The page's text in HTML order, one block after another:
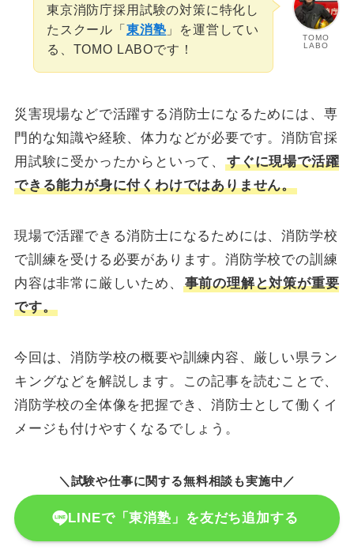
TOMO
LABO
東京消防庁採用試験の対策に特化し
たスクール「東消塾 」を運営してい
る、TOMO LABOです！
災害現場などで活躍する消防士になるためには、専
門的な知識や経験、体力などが必要です。消防官採
用試験に受かったからといって、すぐに現場で活躍
できる能力が身に付くわけではありません。
現場で活躍できる消防士になるためには、消防学校
で訓練を受ける必要があります。消防学校での訓練
内容は非常に厳しいため、
事前の理解と対策が重要
です。
今回は、消防学校の概要や訓練内容、厳しい県ラン
キングなどを解説します。この記事を読むことで、
消防学校の全体像を把握でき、消防士として働くイ
メージも付けやすくなるでしょう。
＼試験や仕事に関する無料相談も実施中／
LINEで「東消塾」を友だち追加する